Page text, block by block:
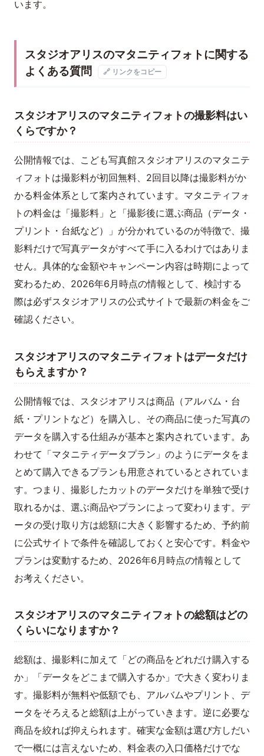
います。
スタジオアリスのマタニティフォトに関する
よくある質問
🔗 リンクをコピー
スタジオアリスのマタニティフォトの撮影料はい
くらですか？
公開情報では、こども写真館スタジオアリスのマタニテ
ィフォトは撮影料が初回無料、2回目以降は撮影料がか
かる料金体系として案内されています。マタニティフォ
トの料金は「撮影料」と「撮影後に選ぶ商品（データ・
プリント・台紙など）」が分かれているのが特徴で、撮
影料だけで写真データがすべて手に入るわけではありま
せん。具体的な金額やキャンペーン内容は時期によって
変わるため、2026年6月時点の情報として、検討する
際は必ずスタジオアリスの公式サイトで最新の料金をご
確認ください。
スタジオアリスのマタニティフォトはデータだけ
もらえますか？
公開情報では、スタジオアリスは商品（アルバム・台
紙・プリントなど）を購入し、その商品に使った写真の
データを購入する仕組みが基本と案内されています。あ
わせて「マタニティデータプラン」のようにデータをま
とめて購入できるプランも用意されているとされていま
す。つまり、撮影したカットのデータだけを単独で受け
取れるかは、選ぶ商品やプランによって変わります。デ
ータの受け取り方は総額に大きく影響するため、予約前
に公式サイトで条件を確認しておくと安心です。料金や
プランは変動するため、2026年6月時点の情報として
お考えください。
スタジオアリスのマタニティフォトの総額はどの
くらいになりますか？
総額は、撮影料に加えて「どの商品をどれだけ購入する
か」「データをどこまで購入するか」で大きく変わりま
す。撮影料が無料や低額でも、アルバムやプリント、デ
ータをそろえると総額は上がっていきます。逆に必要な
商品を絞れば抑えられます。確実な金額は選び方しだい
で一概には言えないため、料金表の入口価格だけでな